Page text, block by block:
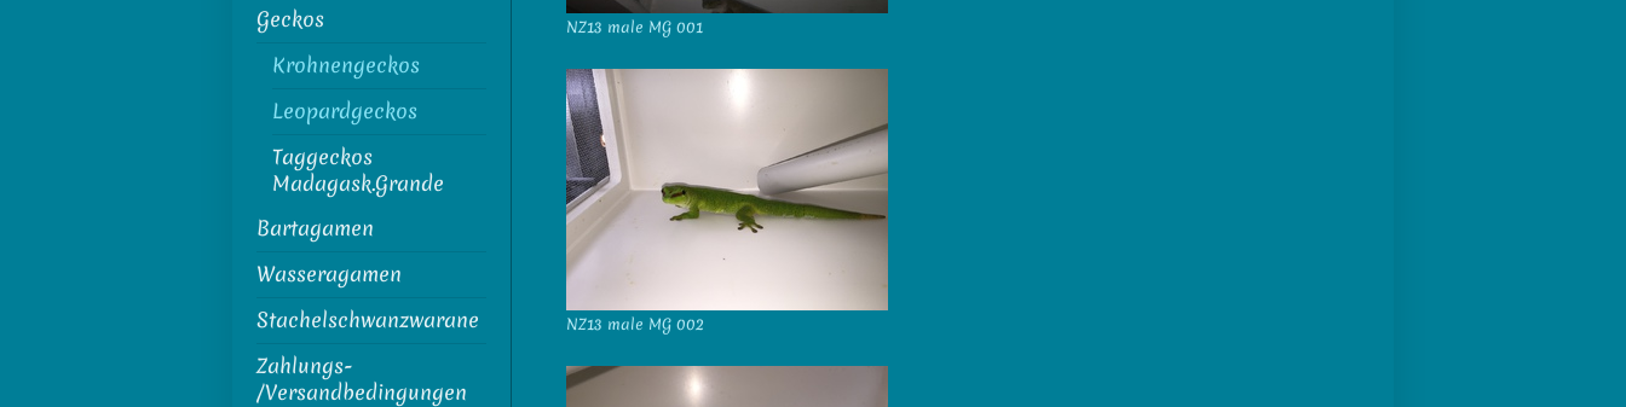
Geckos
Krohnengeckos
Leopardgeckos
Taggeckos
Madagask.Grande
Bartagamen
Wasseragamen
Stachelschwanzwarane
Zahlungs-
/Versandbedingungen
NZ13 male MG 001
NZ13 male MG 002